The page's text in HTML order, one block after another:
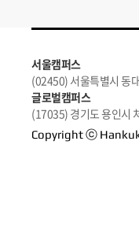
서울캠퍼스
(02450) 서울특별시 동
글로벌캠퍼스
(17035) 경기도 용인시
Copyright ⓒ